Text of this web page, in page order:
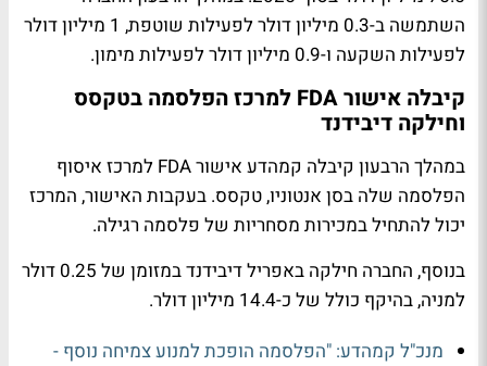
השתמשה ב-0.3 מיליון דולר לפעילות שוטפת, 1 מיליון דולר
לפעילות השקעה ו-0.9 מיליון דולר לפעילות מימון.
קיבלה אישור FDA למרכז הפלסמה בטקסס
וחילקה דיבידנד
במהלך הרבעון קיבלה קמהדע אישור FDA למרכז איסוף
הפלסמה שלה בסן אנטוניו, טקסס. בעקבות האישור, המרכז
יכול להתחיל במכירות מסחריות של פלסמה רגילה.
בנוסף, החברה חילקה באפריל דיבידנד במזומן של 0.25 דולר
למניה, בהיקף כולל של כ-14.4 מיליון דולר.
מנכ"ל קמהדע: "הפלסמה הופכת למנוע צמיחה נוסף -